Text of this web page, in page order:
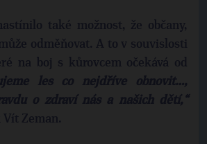
také možnost, že občany,
odměňovat. A to v souvislosti
na boj s kůrovcem očekává od
les co nejdříve obnovit…,
o zdraví nás a našich dětí,“
Zeman.